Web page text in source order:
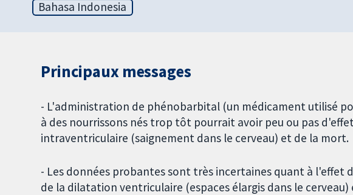
Bahasa Indonesia
Principaux messages
- L'administration de phénobarbital (un médicament utilisé
à des nourrissons nés trop tôt pourrait avoir peu ou pas
intraventriculaire (saignement dans le cerveau) et de la mort.
- Les données probantes sont très incertaines quant à l'effet
de la dilatation ventriculaire (espaces élargis dans le